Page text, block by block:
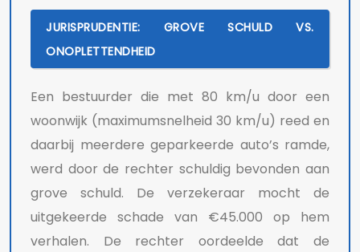
JURISPRUDENTIE: GROVE SCHULD VS.
ONOPLETTENDHEID
Een bestuurder die met 80 km/u door een
woonwijk (maximumsnelheid 30 km/u) reed en
daarbij meerdere geparkeerde auto’s ramde,
werd door de rechter schuldig bevonden aan
grove schuld. De verzekeraar mocht de
uitgekeerde schade van €45.000 op hem
verhalen. De rechter oordeelde dat de